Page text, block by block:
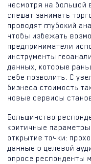
несмотря на большой
спешат занимать
проводят глубокий
чтобы избежать
предприниматели
инструменты
данных, которые
себе позволить. С
бизнеса стоимость
новые сервисы
Большинство
критичные
открытие точки:
данные о целевой
опросе респонденты